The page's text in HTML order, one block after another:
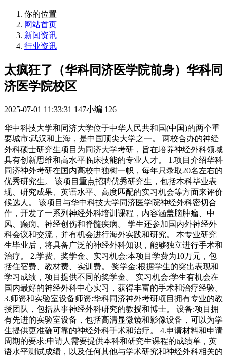
你的位置
网站首页
新闻资讯
行业资讯
太疯狂了（华科同济医学院前身）华科同
济医学院校区
2025-07-01 11:33:31 147小编 126
华中科技大学和同济大学位于中华人民共和国(中国)的两个重
要城市:武汉和上海，是中国顶尖大学之一。 两校合办的神经
外科硕士研究生项目为同济大学考研，旨在培养神经外科领域
具有创新思维和高水平临床技能的专业人才。 1.项目介绍华科
同济神外考研在国内高校中独树一帜，每年只录取20名左右的
优秀研究生。 该项目重点招聘优秀研究生，包括本科毕业表
现、研究成果、英语水平、高度匹配的实习机会等方面来评价
候选人。 该项目与华中科技大学同济医学院神经外科密切合
作，开发了一系列神经外科培训课程，内容涵盖脑肿瘤、中
风、癫痫、神经创伤和脊髓疾病。 学生还参加国内外神经外
科会议和交流，并有机会进行海外实践和研究。 本专业研究
生毕业后，将具备广泛的神经外科知识，能够独立进行手术和
治疗。 2.学费、奖学金、实习机会:本项目学费为10万元，包
括住宿费、教材费、实训费。 奖学金:根据学生的突出表现和
学习成绩，项目提供不同的奖学金。 实习机会:学生有机会在
国内最好的神经外科中心实习，获得丰富的手术和治疗经验。
3.师资和实验室设备师资:华科同济神外考研项目拥有专业的教
授团队，包括从事神经外科研究的教授和博士。 设备:项目拥
有先进的实验室设备，包括高清显微镜和影像设备，可以为学
生提供更准确可靠的神经外科手术和治疗。 4.申请材料和申请
周期的要求:申请人需要提供本科和研究生课程的成绩单，英
语水平测试成绩，以及任何其他与学术研究和神经外科相关的